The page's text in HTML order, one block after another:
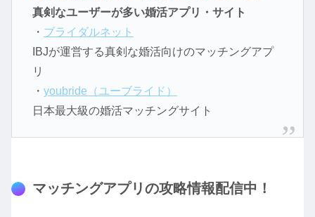
真剣なユーザーが多い婚活アプリ・サイト
・ ブライダルネット
IBJが運営する真剣な婚活向けのマッチングアプ
リ
・ youbride（ユーブライド）
日本最大級の婚活マッチングサイト
マッチングアプリの攻略情報配信中！